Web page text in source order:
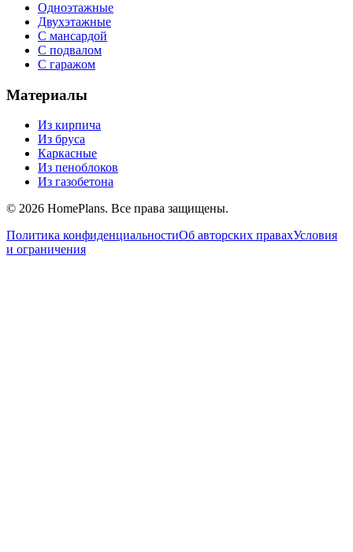
Одноэтажные
Двухэтажные
С мансардой
С подвалом
С гаражом
Материалы
Из кирпича
Из бруса
Каркасные
Из пеноблоков
Из газобетона
© 2026 HomePlans. Все права защищены.
Политика конфиденциальностиОб авторских правахУсловия
и ограничения